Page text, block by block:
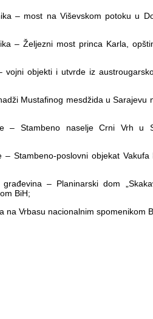
– most na Viševskom potoku u
– Željezni most princa Karla,
objekti i utvrde iz
Mustafinog mesdžida u Sarajevu
– Stambeno naselje Crni Vrh u
Stambeno-poslovni objekat Vakufa
– Planinarski dom
BiH;
na Vrbasu nacionalnim spomenikom